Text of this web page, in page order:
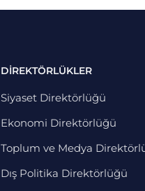
DİREKTÖRLÜKLER
Siyaset Direktörlüğü
Ekonomi Direktörlüğü
Toplum ve Medya
Dış Politika Direktörlüğü